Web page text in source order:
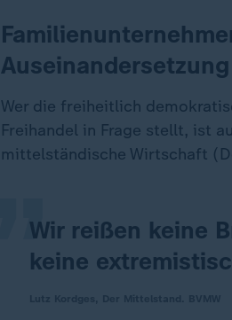
Wer die freiheitlich
Freihandel in Frage stellt, ist
mittelständische Wirtschaft
Wir reißen keine
keine
„